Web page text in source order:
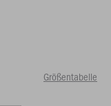
Größentabelle